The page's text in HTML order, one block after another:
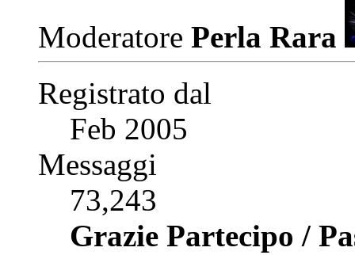
Moderatore Perla Rara
Registrato dal
Feb 2005
Messaggi
73,243
Grazie Partecipo /